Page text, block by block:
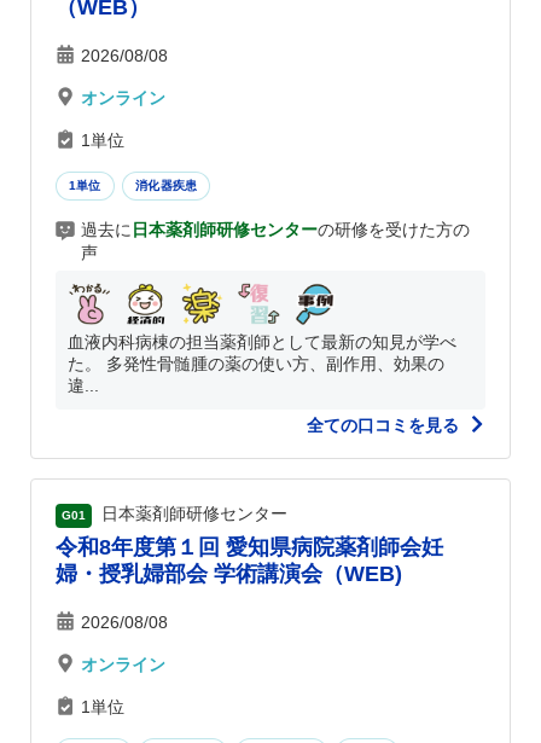
（WEB）
2026/08/08
オンライン
1単位
1単位 消化器疾患
過去に 日本薬剤師研修センターの研修を受けた方の
声
血液内科病棟の担当薬剤師として最新の知見が学べ
た。 多発性骨髄腫の薬の使い方、副作用、効果の
違...
全ての口コミを見る
G01 日本薬剤師研修センター
令和8年度第１回 愛知県病院薬剤師会妊
婦・授乳婦部会 学術講演会（WEB)
2026/08/08
オンライン
1単位